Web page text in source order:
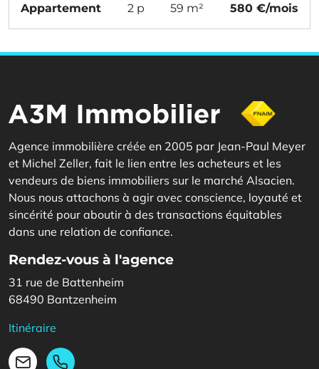
Appartement 2 p 59 m² 580 €/mois
Agence immobilière créée en 2005 par Jean-Paul Meyer
et Michel Zeller, fait le lien entre les acheteurs et les
vendeurs de biens immobiliers sur le marché Alsacien.
Nous nous attachons à agir avec conscience, loyauté et
sincérité pour aboutir à des transactions équitables
dans une relation de confiance.
Rendez-vous à l'agence
31 rue de Battenheim
68490 Bantzenheim
Itinéraire
03 89 28 08 08